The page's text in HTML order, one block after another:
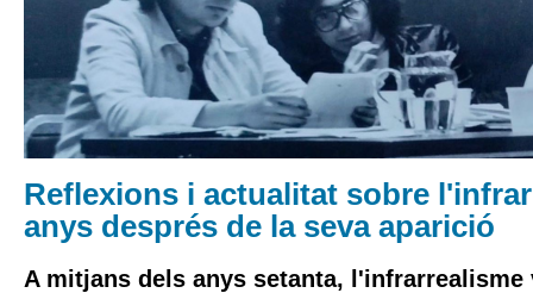
Reflexions i actualitat sobre
anys després de la seva aparició
A mitjans dels anys setanta, l'infrarrealisme